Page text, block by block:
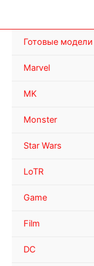
Готовые модели
Marvel
MK
Monster
Star Wars
LoTR
Game
Film
DC